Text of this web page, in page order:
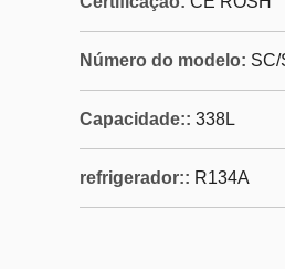
Número do modelo: SC/
Capacidade:: 338L
refrigerador:: R134A